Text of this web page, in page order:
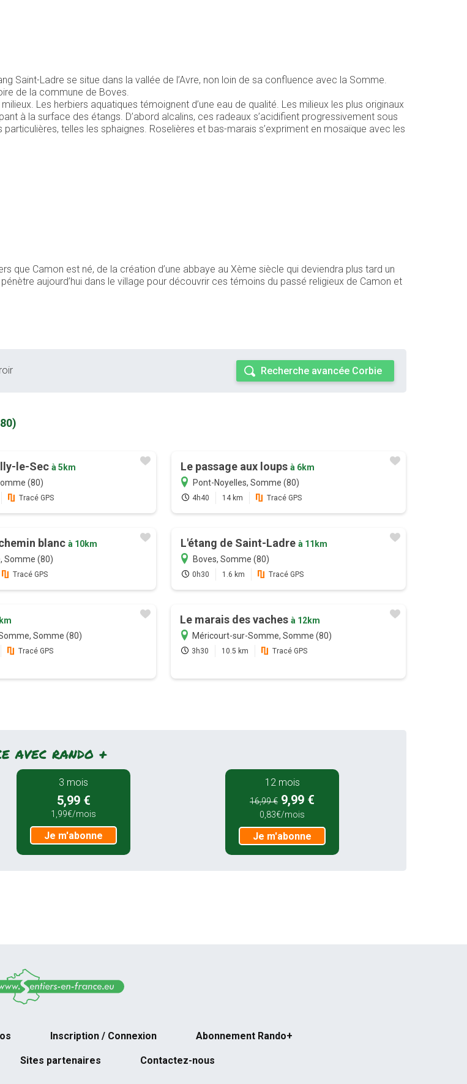
Saint-Ladre se situe dans la vallée de l’Avre, non loin de sa confluence avec la Somme.
de la commune de Boves.
Les herbiers aquatiques témoignent d’une eau de qualité. Les milieux les plus originaux
à la surface des étangs. D’abord alcalins, ces radeaux s’acidifient progressivement sous
telles les sphaignes. Roselières et bas-marais s’expriment en mosaïque avec les
que Camon est né, de la création d’une abbaye au Xème siècle qui deviendra plus tard un
aujourd’hui dans le village pour découvrir ces témoins du passé religieux de Camon et
Recherche avancée Corbie
le-Sec à 5km
(80)
Tracé GPS
Le passage aux loups à 6km
Pont-Noyelles, Somme (80)
4h40 14 km Tracé GPS
blanc à 10km
Somme (80)
Tracé GPS
L'étang de Saint-Ladre à 11km
Boves, Somme (80)
0h30 1.6 km Tracé GPS
Somme (80)
Tracé GPS
Le marais des vachesà 12km
Méricourt-sur-Somme, Somme (80)
3h30 10.5 km Tracé GPS
avec rando +
3 mois
5,99 €
1,99€/mois
Je m'abonne
12 mois
16,99 € 9,99 €
0,83€/mois
Je m'abonne
Inscription / Connexion Abonnement Rando+
Sites partenaires Contactez-nous